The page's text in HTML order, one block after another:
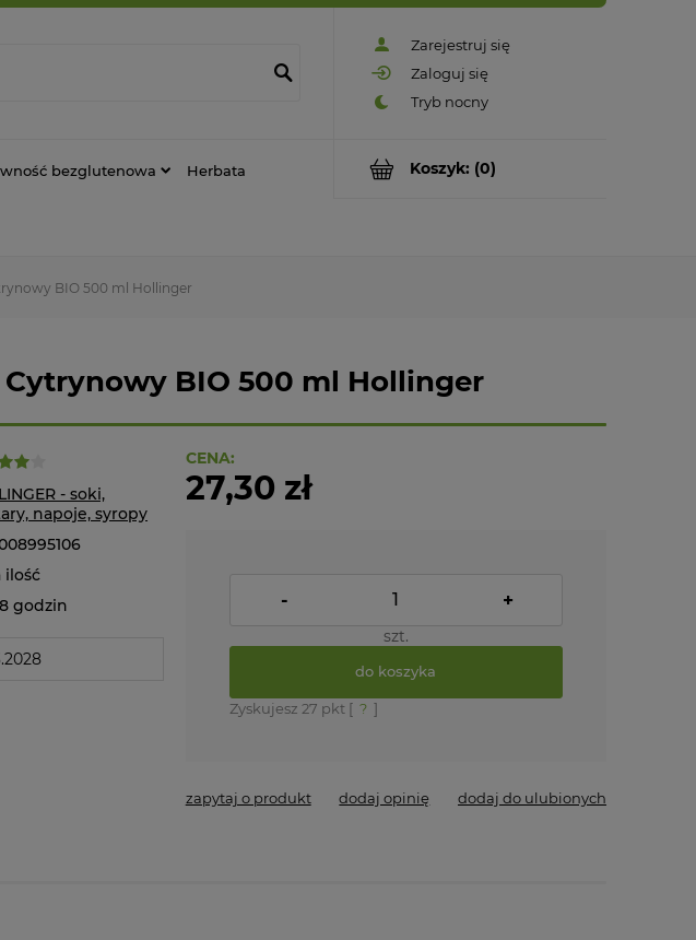
Zarejestruj się
Zaloguj się
Koszyk: (0)
bezglutenowa Herbata
BIO 500 ml Hollinger
BIO 500 ml Hollinger
- soki,
napoje, syropy
ilość
godzin
CENA:
27,30 zł
- +
szt.
do koszyka
Zyskujesz 27 pkt [ ? ]
zapytaj o produkt dodaj opinię dodaj do ulubionych